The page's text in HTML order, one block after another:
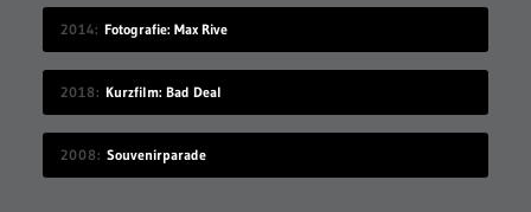
2014 Fotografie: Max Rive
2018 Kurzfilm: Bad Deal
2008 Souvenirparade